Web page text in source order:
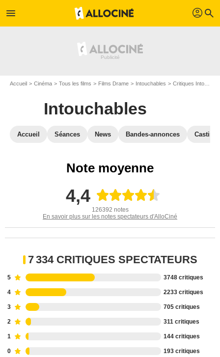
menu profil search
Accueil Cinéma Tous les films Films Drame Intouchables Critiques Intouchables
Intouchables
Accueil Séances News Bandes-annonces Casting
Note moyenne
4,4
126392 notes
En savoir plus sur les notes spectateurs d'AlloCiné
7 334 CRITIQUES SPECTATEURS
5 3748 critiques
4 2233 critiques
3 705 critiques
2 311 critiques
1 144 critiques
0 193 critiques